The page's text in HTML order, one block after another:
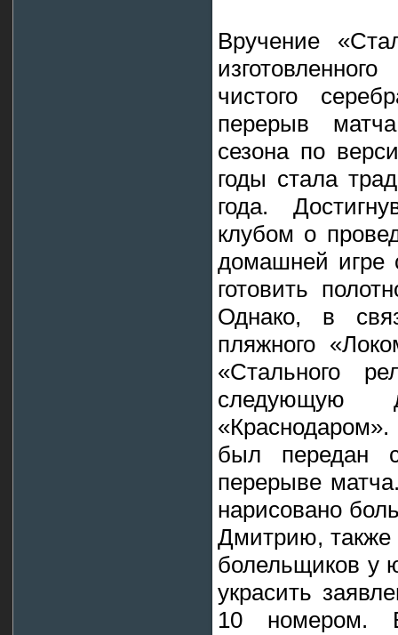
Вручение
чистого
перерыв
сезона по
годы стала
года.
клубом о
домашней игре
готовить
Однако, в
пляжного
«Стального
был передан
перерыве
нарисовано
Дмитрию, также
болельщиков у
украсить
10 номером.